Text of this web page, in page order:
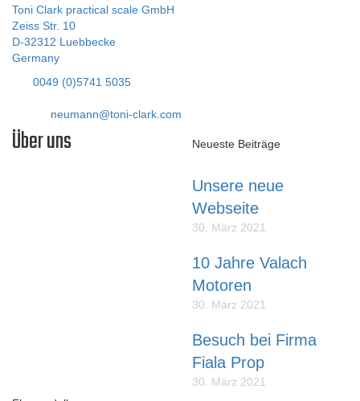
Toni Clark practical scale GmbH
Zeiss Str. 10
D-32312 Luebbecke
Germany
0049 (0)5741 5035
neumann@toni-clark.com
Über uns Neueste Beiträge
Unsere neue
Webseite
30. März 2021
10 Jahre Valach
Motoren
30. März 2021
Besuch bei Firma
Fiala Prop
30. März 2021